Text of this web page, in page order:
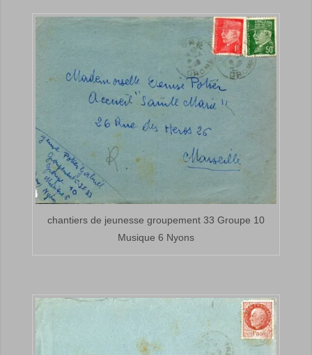
chantiers de jeunesse groupement 33 Groupe 10
Musique 6 Nyons